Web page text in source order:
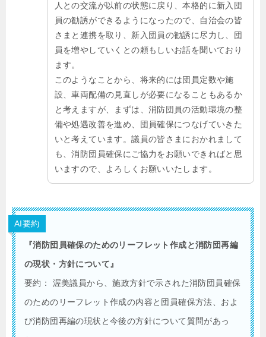
人との交流が以前の状態に戻り、本格的に新入団
員の勧誘ができるようになったので、自治会の皆
さまと連携を取り、新入団員の勧誘に尽力し、団
員を増やしていくとの頼もしいお話を聞いており
ます。
このようなことから、将来的には団員定数や施
設、車両配備の見直しが必要になることもあるか
と考えますが、まずは、消防団員の活動環境の整
備や処遇改善を進め、団員確保につなげていきた
いと考えています。議員の皆さまにおかれまして
も、消防団員確保にご協力をお願いできればと思
いますので、よろしくお願いいたします。
AI要約
『消防団員確保のためのリーフレット作成と消防団再編
の現状・方針について』
要約： 渥美議員から、施政方針で示された消防団員確保
のためのリーフレット作成の内容と団員確保方法、およ
び消防団再編の現状と今後の方針について質問があっ